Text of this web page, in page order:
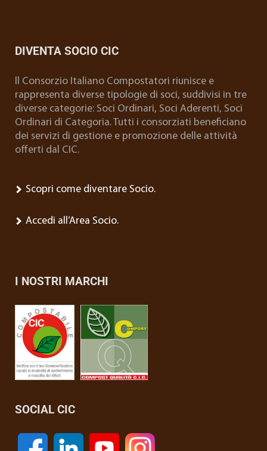
DIVENTA SOCIO CIC
ll Consorzio Italiano Compostatori riunisce e
rappresenta diverse tipologie di soci, suddivisi in tre
diverse categorie: Soci Ordinari, Soci Aderenti, Soci
Ordinari di Categoria. Tutti i consorziati beneficiano
dei servizi di gestione e promozione delle attività
offerti dal CIC.
Scopri come diventare Socio.
Accedi all’Area Socio.
I NOSTRI MARCHI
SOCIAL CIC